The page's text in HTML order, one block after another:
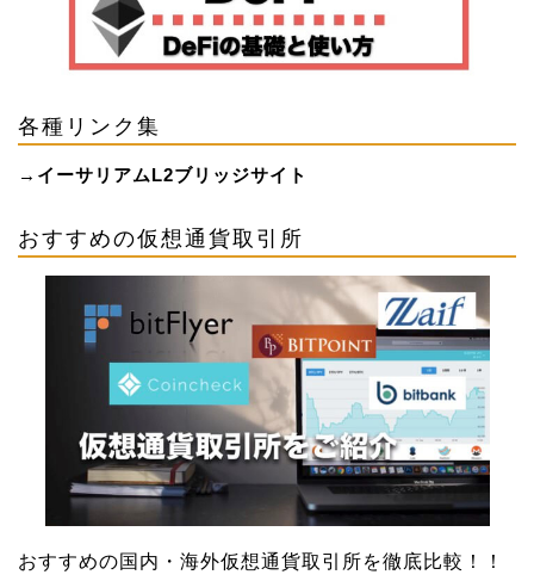
各種リンク集
→ イーサリアムL2ブリッジサイト
おすすめの仮想通貨取引所
おすすめの国内・海外仮想通貨取引所を徹底比較！！